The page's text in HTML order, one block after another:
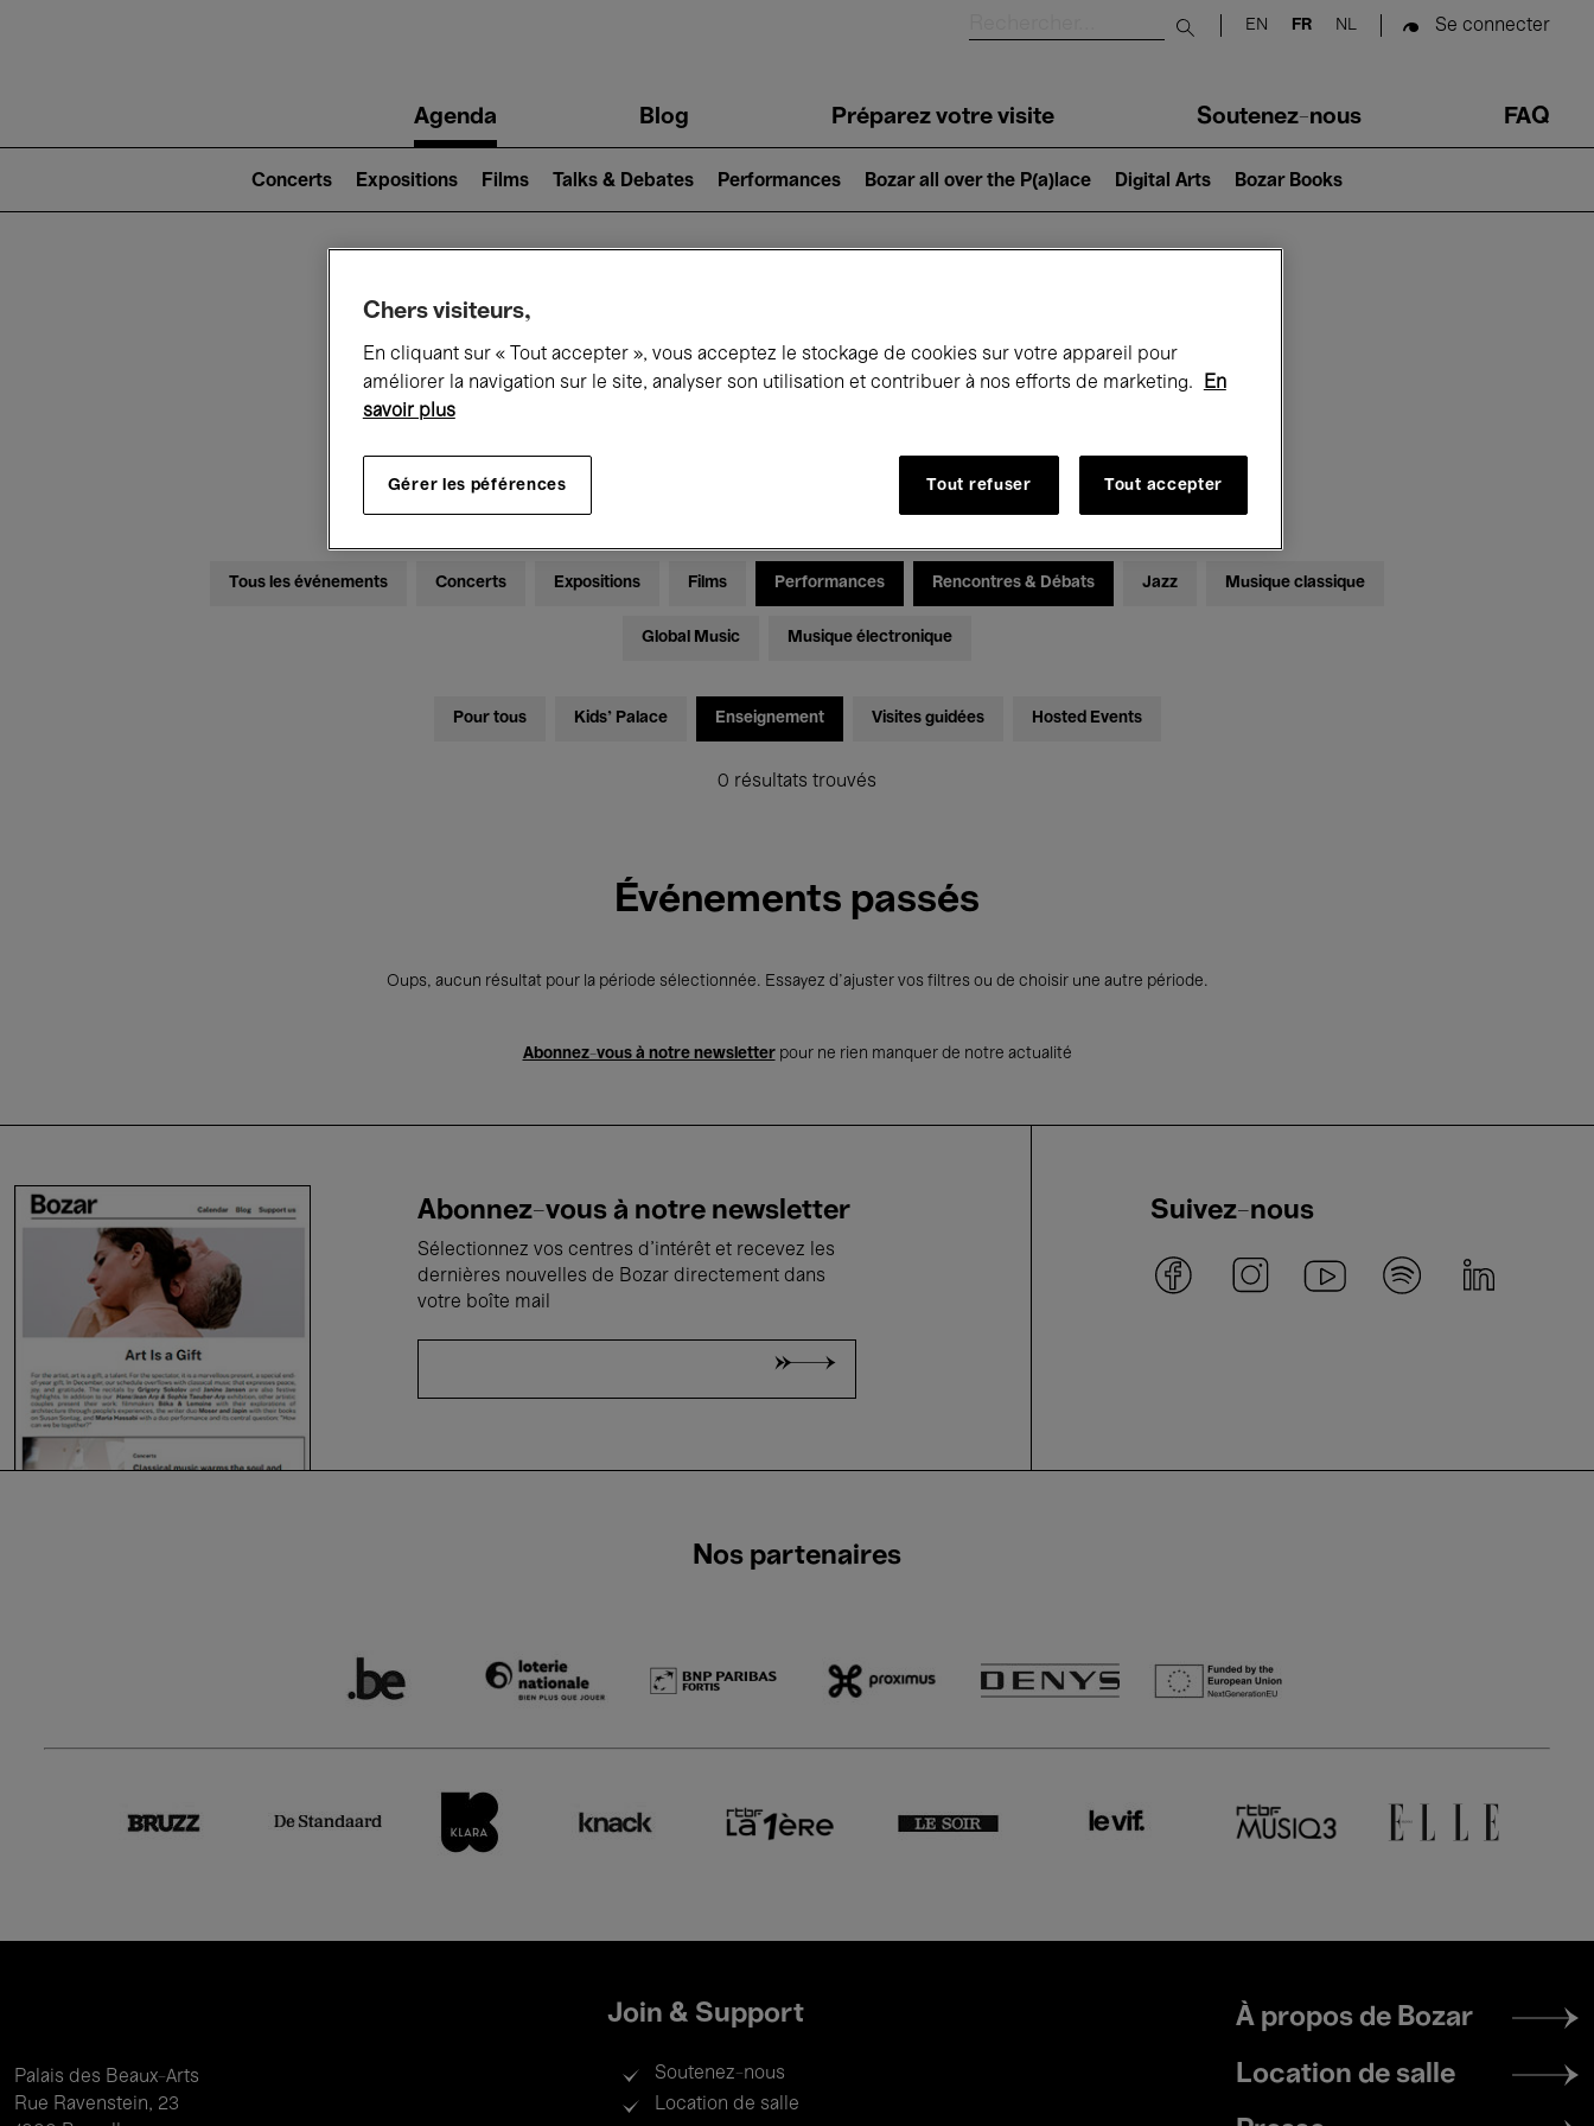
Submit search
EN FR NL Se connecter
navigationAgenda Blog Préparez votre visite Soutenez-nous FAQ
2)
Concerts Expositions Films Talks & Debates Performances Bozar all over the P(a)lace Digital Arts Bozar Books
Ce qui se passe à Bozar
Dimanche 17 Mai 2026
Tous les événements Concerts Expositions Films Performances Rencontres & Débats Jazz Musique classique
Global Music Musique électronique
Pour tous Kids’ Palace Enseignement Visites guidées Hosted Events
0 résultats trouvés
Événements passés
Oups, aucun résultat pour la période sélectionnée. Essayez d’ajuster vos filtres ou de choisir une autre période.
Abonnez-vous à notre newsletterpour ne rien manquer de notre actualité
Abonnez-vous à notre newsletter
Sélectionnez vos centres d'intérêt et recevez les
dernières nouvelles de Bozar directement dans
votre boîte mail
Suivez-nous
Nos partenaires
Palais des Beaux-Arts
Rue Ravenstein, 23
Join & Support
Soutenez-nous
Location de salle
Footer
menu
À propos de Bozar
Location de salle
Chers visiteurs,
En cliquant sur « Tout accepter », vous acceptez le stockage de cookies sur votre appareil pour
améliorer la navigation sur le site, analyser son utilisation et contribuer à nos efforts de marketing.
En
savoir plus
Gérer les péférences Tout refuser Tout accepter